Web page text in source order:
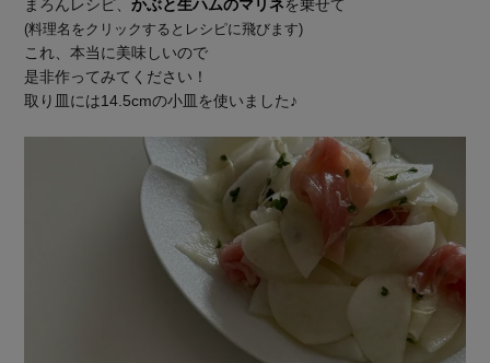
まろんレシピ、かぶと生ハムのマリネを乗せて
(料理名をクリックするとレシピに飛びます)
これ、本当に美味しいので
是非作ってみてください！
取り皿には14.5cmの小皿を使いました♪